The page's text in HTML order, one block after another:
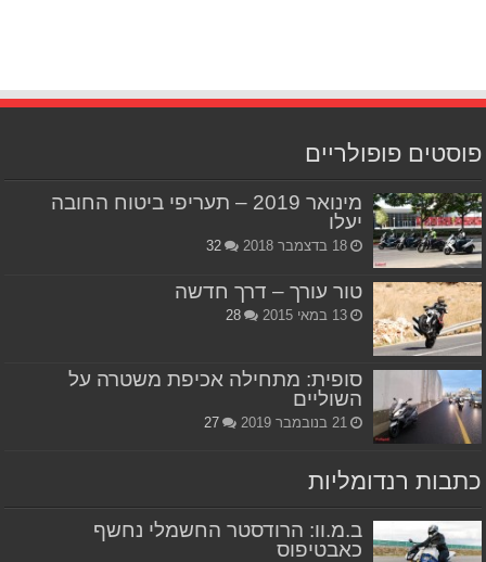
פוסטים פופולריים
מינואר 2019 – תעריפי ביטוח החובה
יעלו
18 בדצמבר 2018 32
טור עורך – דרך חדשה
13 במאי 2015 28
סופית: מתחילה אכיפת משטרה על
השוליים
21 בנובמבר 2019 27
כתבות רנדומליות
ב.מ.וו: הרודסטר החשמלי נחשף
כאבטיפוס